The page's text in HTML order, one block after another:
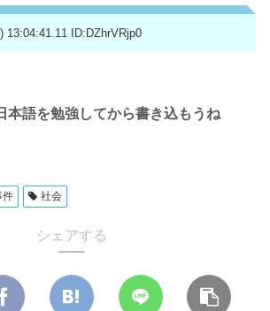
13:04:41.11 ID:DZhrVRjp0
本語を勉強してから書き込もうね
件 社会
シェアする